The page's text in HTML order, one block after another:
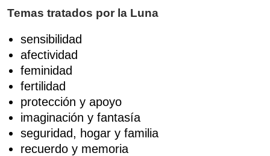
Temas tratados por la Luna
sensibilidad
afectividad
feminidad
fertilidad
protección y apoyo
imaginación y fantasía
seguridad, hogar y familia
recuerdo y memoria